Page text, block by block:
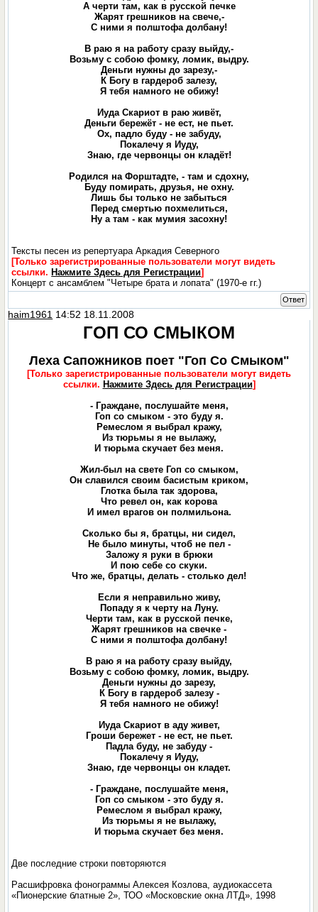
А черти там, как в русской печке
Жарят грешников на свече,-
С ними я полштофа долбану!
В раю я на работу сразу выйду,-
Возьму с собою фомку, ломик, выдру.
Деньги нужны до зарезу,-
К Богу в гардероб залезу,
Я тебя намного не обижу!
Иуда Скариот в раю живёт,
Деньги бережёт - не ест, не пьет.
Ох, падло буду - не забуду,
Покалечу я Иуду,
Знаю, где червонцы он кладёт!
Родился на Форштадте, - там и сдохну,
Буду помирать, друзья, не охну.
Лишь бы только не забыться
Перед смертью похмелиться,
Ну а там - как мумия засохну!
Тексты песен из репертуара Аркадия Северного
[Только зарегистрированные пользователи могут видеть
ссылки. Нажмите Здесь для Регистрации]
Концерт с ансамблем "Четыре брата и лопата" (1970-е гг.)
Ответ
haim1961 14:52 18.11.2008
ГОП СО СМЫКОМ
Леха Сапожников поет "Гоп Со Смыком"
[Только зарегистрированные пользователи могут видеть
ссылки. Нажмите Здесь для Регистрации]
- Граждане, послушайте меня,
Гоп со смыком - это буду я.
Ремеслом я выбрал кражу,
Из тюрьмы я не вылажу,
И тюрьма скучает без меня.
Жил-был на свете Гоп со смыком,
Он славился своим басистым криком,
Глотка была так здорова,
Что ревел он, как корова
И имел врагов он полмильона.
Сколько бы я, братцы, ни сидел,
Не было минуты, чтоб не пел -
Заложу я руки в брюки
И пою себе со скуки.
Что же, братцы, делать - столько дел!
Если я неправильно живу,
Попаду я к черту на Луну.
Черти там, как в русской печке,
Жарят грешников на свечке -
С ними я полштофа долбану!
В раю я на работу сразу выйду,
Возьму с собою фомку, ломик, выдру.
Деньги нужны до зарезу,
К Богу в гардероб залезу -
Я тебя намного не обижу!
Иуда Скариот в аду живет,
Гроши бережет - не ест, не пьет.
Падла буду, не забуду -
Покалечу я Иуду,
Знаю, где червонцы он кладет.
- Граждане, послушайте меня,
Гоп со смыком - это буду я.
Ремеслом я выбрал кражу,
Из тюрьмы я не вылажу,
И тюрьма скучает без меня.
Две последние строки повторяются
Расшифровка фонограммы Алексея Козлова, аудиокассета
«Пионерские блатные 2», ТОО «Московские окна ЛТД», 1998